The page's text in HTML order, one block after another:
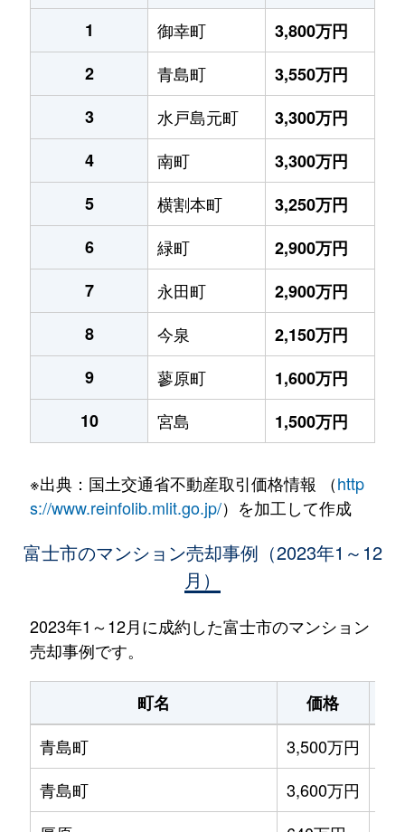
1
御幸町
3,800万円
2
青島町
3,550万円
3
水戸島元町
3,300万円
4
南町
3,300万円
5
横割本町
3,250万円
6
緑町
2,900万円
7
永田町
2,900万円
8
今泉
2,150万円
9
蓼原町
1,600万円
10
宮島 1,500万円
※出典：国土交通省不動産取引価格情報 （http
s://www.reinfolib.mlit.go.jp/）を加工して作成
富士市のマンション売却事例（2023年1～12
月）
2023年1～12月に成約した富士市のマンション
売却事例です。
町名 価格
青島町
3,500万円
青島町
3,600万円